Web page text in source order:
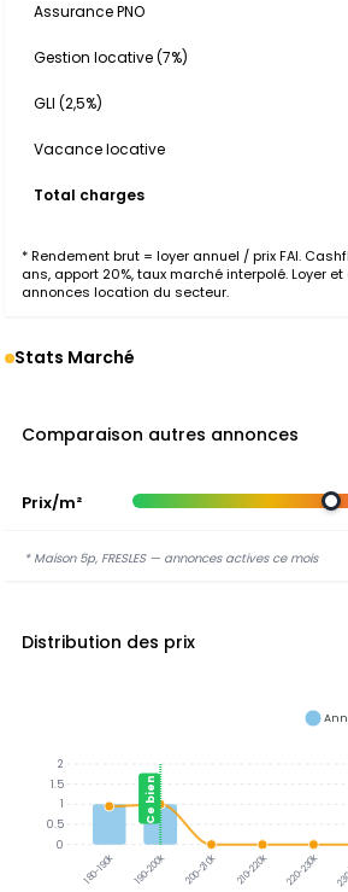
Assurance PNO
Gestion locative (7%)
GLI (2,5%)
Vacance locative
Total charges
* Rendement brut = loyer annuel / prix FAI.
ans, apport 20%, taux marché interpolé. Loyer
annonces location du secteur.
Stats Marché
Comparaison autres annonces
Prix/m²
* Maison 5p, FRESLES — annonces actives ce mois
Distribution des prix
180-190k 190-200k 200-210k 210-220k 220-230k
Ce bien
2
1.5
1
0.5
0